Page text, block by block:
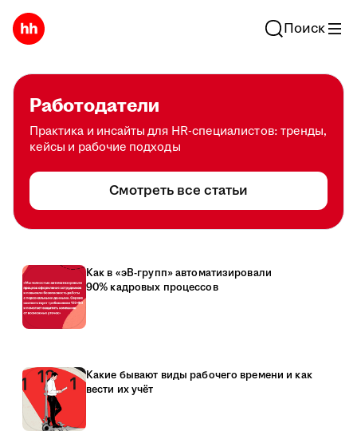
Поиск
Работодатели
Практика и инсайты для HR-специалистов: тренды,
кейсы и рабочие подходы
Смотреть все статьи
Как в «эВ-групп» автоматизировали
90% кадровых процессов
Какие бывают виды рабочего времени и как
вести их учёт